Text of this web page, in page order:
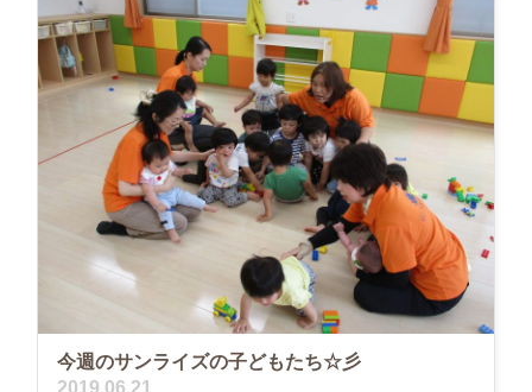
今週のサンライズの子どもたち☆彡